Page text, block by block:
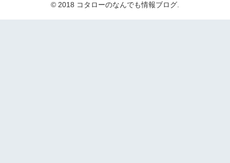
© 2018 コタローのなんでも情報ブログ.